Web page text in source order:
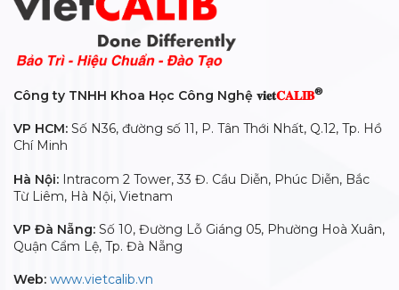
Công ty TNHH Khoa Học Công Nghệ 𝐯𝐢𝐞𝐭𝐂𝐀𝐋𝐈𝐁®
VP HCM: Số N36, đường số 11, P. Tân Thới Nhất, Q.12, Tp. Hồ
Chí Minh
Hà Nội: Intracom 2 Tower, 33 Đ. Cầu Diễn, Phúc Diễn, Bắc
Từ Liêm, Hà Nội, Vietnam
VP Đà Nẵng: Số 10, Đường Lỗ Giáng 05, Phường Hoà Xuân,
Quận Cẩm Lệ, Tp. Đà Nẵng
Web: www.vietcalib.vn